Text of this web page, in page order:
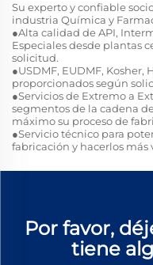
Su experto y confiable
industria Química y
●Alta calidad de API,
Especiales desde plantas
solicitud.
●USDMF, EUDMF, Kosher,
proporcionados según
●Servicios de Extremo a
segmentos de la cadena
máximo su proceso de
●Servicio técnico para
fabricación y hacerlos más
Por favor,
tiene